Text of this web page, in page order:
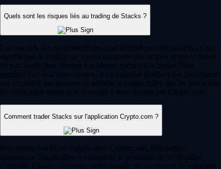
Quels sont les risques liés au trading de Stacks ?
Les marchés des cryptomonnaies sont intrinsèquement volatils, ce qui
signifie que le trading sur Stacks comporte des risques et que la valeur
de vos avoirs peut fluctuer à la hausse comme à la baisse. Pour
protéger l'accès à votre compte, il est essentiel d'utiliser des plateformes
qui priorisent des mesures de sécurité robustes, telles que les protocoles
de vérification stricts et le stockage à froid fournis par Crypto.com.
Comment trader Stacks sur l'application Crypto.com ?
Pour trader Stacks sur l'application Crypto.com, téléchargez
simplement l'application et complétez le processus de vérification
d'identité. Ensuite, alimentez votre compte par un moyen de paiement